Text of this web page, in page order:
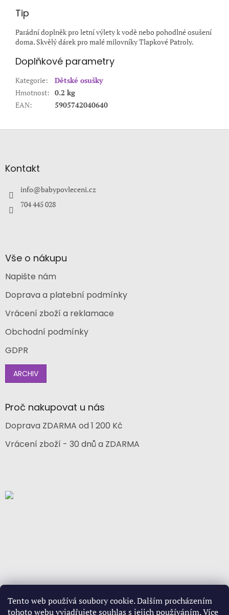
Tento web používá soubory cookie. Dalším procházením
tohoto webu vyjadřujete souhlas s jejich používáním. Více
Tip
Parádní doplněk pro letní výlety k vodě nebo pohodlné osušení
doma. Skvělý dárek pro malé milovníky Tlapkové Patroly.
Doplňkové parametry
Kategorie:
Dětské osušky
Hmotnost: 0.2 kg
EAN: 5905742040640
aKontakt
info@babypovleceni.cz
704 445 028
Vše o nákupu
Napište nám
Doprava a platební podmínky
Vrácení zboží a reklamace
Obchodní podmínky
GDPR
ARCHIV
Proč nakupovat u nás
Doprava ZDARMA od 1 200 Kč
Vrácení zboží - 30 dnů a ZDARMA